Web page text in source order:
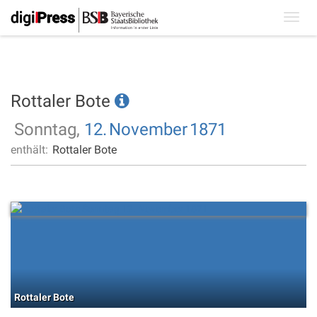
Rottaler Bote
Sonntag, 12. November1871
enthält: Rottaler Bote
Rottaler Bote